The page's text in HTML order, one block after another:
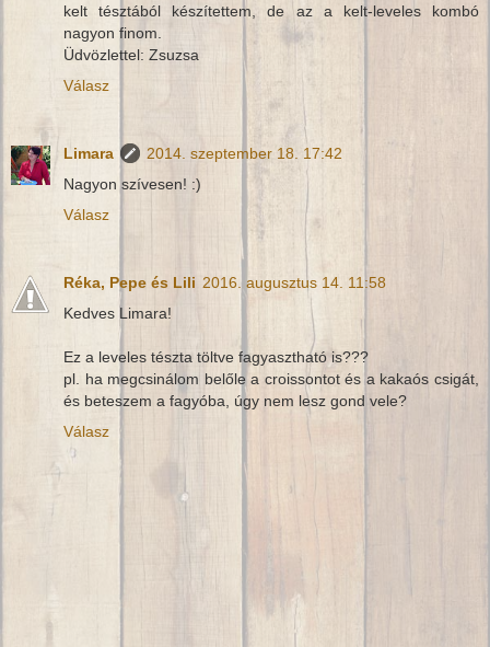
kelt tésztából készítettem, de az a kelt-leveles kombó
nagyon finom.
Üdvözlettel: Zsuzsa
Válasz
Limara
2014. szeptember 18. 17:42
Nagyon szívesen! :)
Válasz
Réka, Pepe és Lili 2016. augusztus 14. 11:58
Kedves Limara!
Ez a leveles tészta töltve fagyasztható is???
pl. ha megcsinálom belőle a croissontot és a kakaós csigát,
és beteszem a fagyóba, úgy nem lesz gond vele?
Válasz